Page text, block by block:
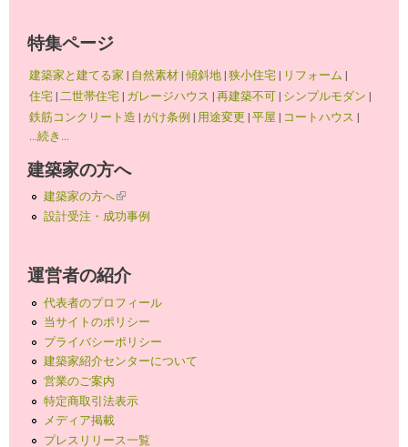
特集ページ
建築家と建てる家 | 自然素材|傾斜地|狭小住宅| リフォーム |
住宅| 二世帯住宅| ガレージハウス |再建築不可| シンプルモダン |
鉄筋コンクリート造 |がけ条例 | 用途変更 |平屋 | コートハウス |
...続き...
建築家の方へ
建築家の方へ(link is external)
設計受注・成功事例
運営者の紹介
代表者のプロフィール
当サイトのポリシー
プライバシーポリシー
建築家紹介センターについて
営業のご案内
特定商取引法表示
メディア掲載
プレスリリース一覧